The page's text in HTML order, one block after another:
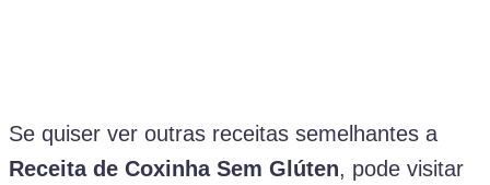
Se quiser ver outras receitas semelhantes a
Receita de Coxinha Sem Glúten, pode visitar